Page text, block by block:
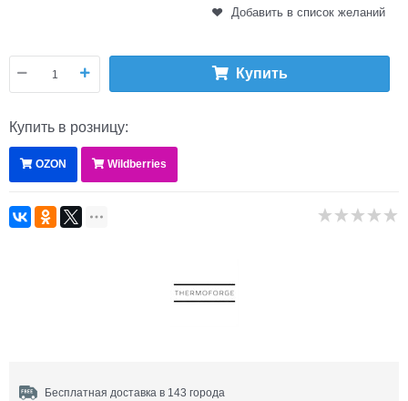
Добавить в список желаний
Купить
Купить в розницу:
OZON Wildberries
Бесплатная доставка в 143 города